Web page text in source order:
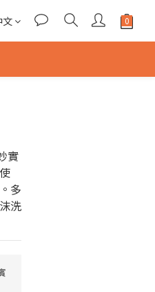
文
實
多
洗